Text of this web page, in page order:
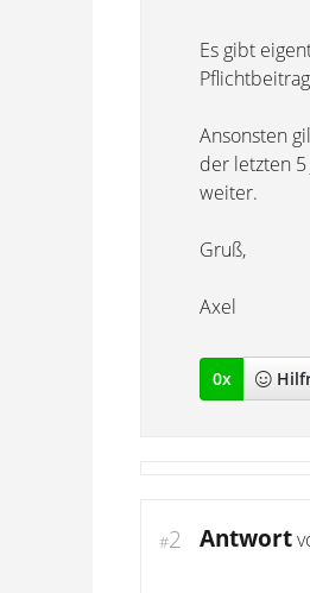
Es gibt
Ansonsten
der letzten
weiter.
Gruß,
Axel
0x
#2 Antwort